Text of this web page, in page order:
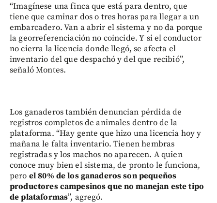
“Imagínese una finca que está para dentro, que
tiene que caminar dos o tres horas para llegar a un
embarcadero. Van a abrir el sistema y no da porque
la georreferenciación no coincide. Y si el conductor
no cierra la licencia donde llegó, se afecta el
inventario del que despachó y del que recibió”,
señaló Montes.
Los ganaderos también denuncian pérdida de
registros completos de animales dentro de la
plataforma. “Hay gente que hizo una licencia hoy y
mañana le falta inventario. Tienen hembras
registradas y los machos no aparecen. A quien
conoce muy bien el sistema, de pronto le funciona,
pero el 80% de los ganaderos son pequeños
productores campesinos que no manejan este tipo
de plataformas”, agregó.